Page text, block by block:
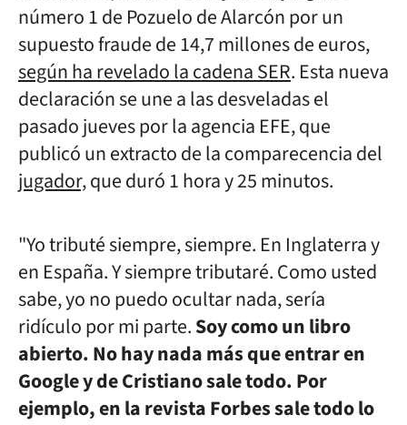
número 1 de Pozuelo de Alarcón por un
supuesto fraude de 14,7 millones de euros,
según ha revelado la cadena SER. Esta nueva
declaración se une a las desveladas el
pasado jueves por la agencia EFE, que
publicóun extracto de la comparecencia del
jugador,que duró 1 hora y 25 minutos.
"Yo tributé siempre, siempre. En Inglaterra y
en España. Y siempre tributaré. Como usted
sabe, yo no puedo ocultar nada, sería
ridículo por mi parte.Soy como un libro
abierto. No hay nada más que entrar en
Google y de Cristiano sale todo. Por
ejemplo, en la revista Forbes sale todo lo